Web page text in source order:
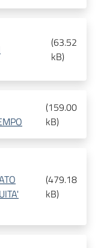
(63.52
kB)
(159.00
kB)
(479.18
kB)